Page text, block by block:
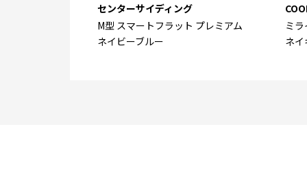
センターサイディング
M型 スマートフラット プレミアム
ネイビーブルー
ミ
ネ